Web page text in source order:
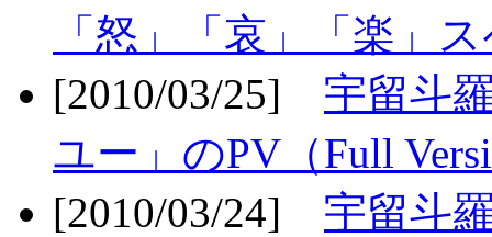
「怒」「哀」「楽」
[2010/03/25] 宇留斗
ユー」のPV（Full
[2010/03/24] 宇留斗